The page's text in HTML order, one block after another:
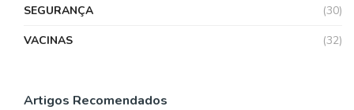
SEGURANÇA
(30)
VACINAS
(32)
Artigos Recomendados